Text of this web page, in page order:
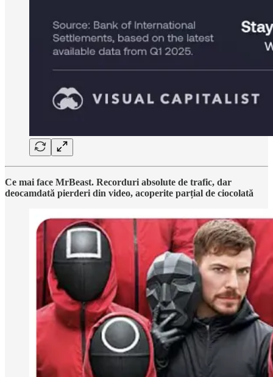
Ce mai face MrBeast. Recorduri absolute de trafic, dar
deocamdată pierderi din video, acoperite parțial de ciocolată